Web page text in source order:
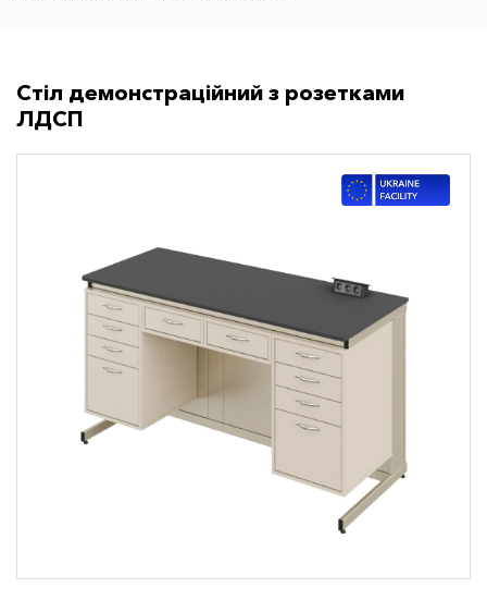
Стіл демонстраційний з розетками
ЛДСП